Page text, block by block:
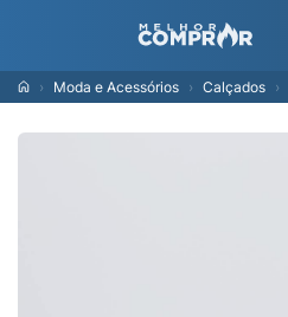
Moda e Acessórios Calçados